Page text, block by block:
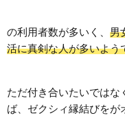
の利用者数が多いく、 男
活に真剣な人が多いよう
ただ付き合いたいではな
ば、ゼクシィ縁結びをが